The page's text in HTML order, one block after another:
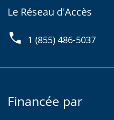
Le Réseau d'Accès
phone 1 (855) 486-5037
Financée par